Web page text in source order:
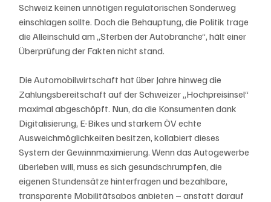
Schweiz keinen unnötigen regulatorischen Sonderweg
einschlagen sollte. Doch die Behauptung, die Politik trage
die Alleinschuld am „Sterben der Autobranche“, hält einer
Überprüfung der Fakten nicht stand.
Die Automobilwirtschaft hat über Jahre hinweg die
Zahlungsbereitschaft auf der Schweizer „Hochpreisinsel“
maximal abgeschöpft. Nun, da die Konsumenten dank
Digitalisierung, E-Bikes und starkem ÖV echte
Ausweichmöglichkeiten besitzen, kollabiert dieses
System der Gewinnmaximierung. Wenn das Autogewerbe
überleben will, muss es sich gesundschrumpfen, die
eigenen Stundensätze hinterfragen und bezahlbare,
transparente Mobilitätsabos anbieten – anstatt darauf